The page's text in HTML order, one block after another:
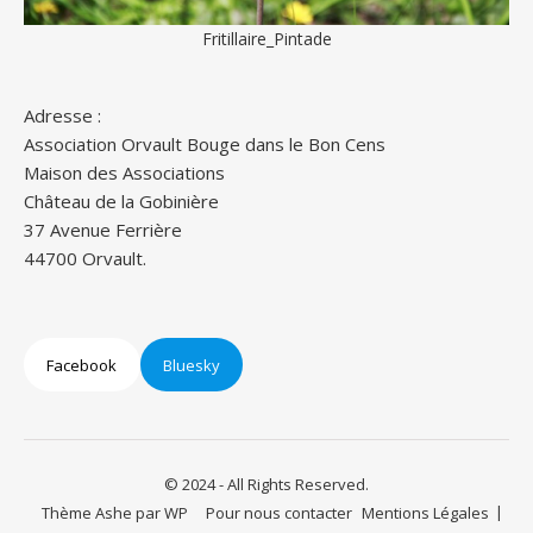
Fritillaire_Pintade
Adresse :
Association Orvault Bouge dans le Bon Cens
Maison des Associations
Château de la Gobinière
37 Avenue Ferrière
44700 Orvault.
Facebook Bluesky
© 2024 - All Rights Reserved.
Pour nous contacter Mentions Légales
Thème Ashe parWP